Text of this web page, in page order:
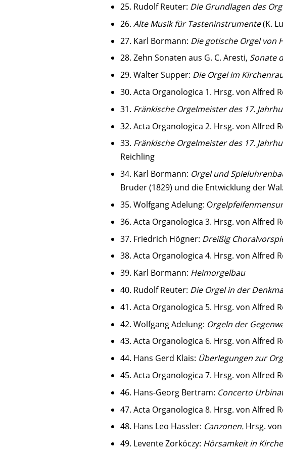
25. Rudolf Reuter: Die Grundlagen des
26. Alte Musik für Tasteninstrumente(K.
27. Karl Bormann: Die gotische Orgel von
28. Zehn Sonaten aus G. C. Aresti, Sonate
29. Walter Supper: Die Orgel im
30. Acta Organologica 1. Hrsg. von Alfred
31. Fränkische Orgelmeister des 17.
32. Acta Organologica 2. Hrsg. von Alfred
33. Fränkische Orgelmeister des 17.
Reichling
34. Karl Bormann: Orgel und
Bruder (1829) und die Entwicklung der
35. Wolfgang Adelung: O
36. Acta Organologica 3. Hrsg. von Alfred
37. Friedrich Högner: Dreißig
38. Acta Organologica 4. Hrsg. von Alfred
39. Karl Bormann: Heimorgelbau
40. Rudolf Reuter: Die Orgel in der
41. Acta Organologica 5. Hrsg. von Alfred
42. Wolfgang Adelung: Orgeln der
43. Acta Organologica 6. Hrsg. von Alfred
44. Hans Gerd Klais: Überlegungen zur
45. Acta Organologica 7. Hrsg. von Alfred
46. Hans-Georg Bertram: Concerto
47. Acta Organologica 8. Hrsg. von Alfred
48. Hans Leo Hassler: Canzonen. Hrsg.
49. Levente Zorkóczy: Hörsamkeit in